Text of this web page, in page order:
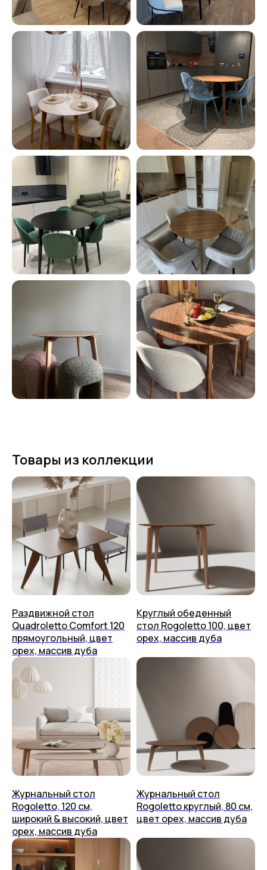
Товары из коллекции
Раздвижной стол
Quadroletto Comfort 120
прямоугольный, цвет
орех, массив дуба
Круглый обеденный
стол Rogoletto 100, цвет
орех, массив дуба
Журнальный стол
Rogoletto, 120 см,
широкий & высокий, цвет
орех, массив дуба
Журнальный стол
Rogoletto круглый, 80 см,
цвет орех, массив дуба
placeithome@ya.ru
Контакты
+7 (499) 444-60-67
Мы на Яндекс Маркете
Мы на Ozon
Дизайнерам
Техподдержка
Гарантия и уход
Доставка
Упаковка
Приём изделия
Способ оплаты
Тумбы
Полки
Стеллажи
Консоли
Журнальные столики
Стулья
Столы